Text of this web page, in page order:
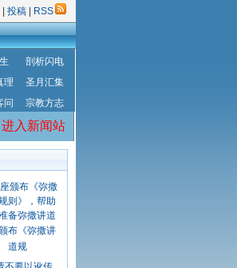
投稿 RSS
剖析闪电
理
圣月汇集
问 宗教方志
进入新闻站
布《弥撒讲
道规